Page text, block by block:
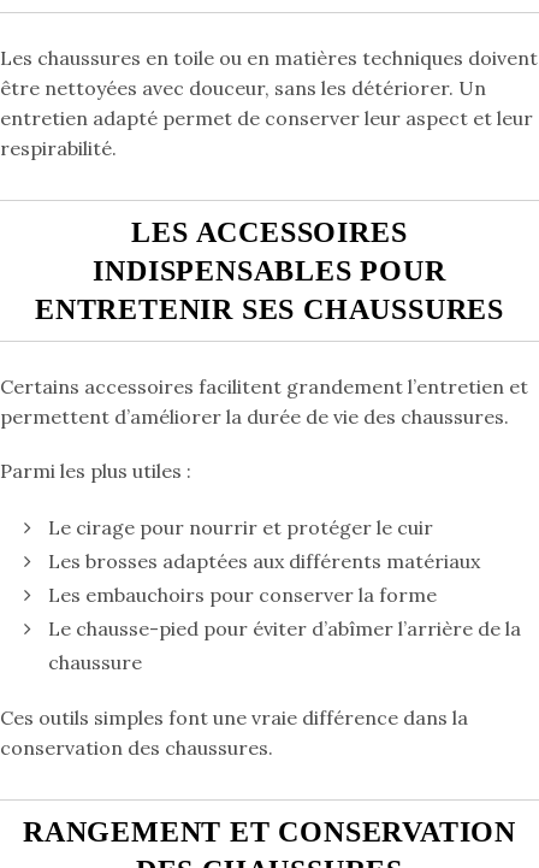
Les chaussures en toile ou en matières techniques doivent
être nettoyées avec douceur, sans les détériorer. Un
entretien adapté permet de conserver leur aspect et leur
respirabilité.
LES ACCESSOIRES
INDISPENSABLES POUR
ENTRETENIR SES CHAUSSURES
Certains accessoires facilitent grandement l’entretien et
permettent d’améliorer la durée de vie des chaussures.
Parmi les plus utiles :
Le cirage pour nourrir et protéger le cuir
Les brosses adaptées aux différents matériaux
Les embauchoirs pour conserver la forme
Le chausse-pied pour éviter d’abîmer l’arrière de la
chaussure
Ces outils simples font une vraie différence dans la
conservation des chaussures.
RANGEMENT ET CONSERVATION